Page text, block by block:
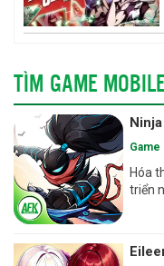
TÌM GAME MOBILE
Game
Hóa
triển